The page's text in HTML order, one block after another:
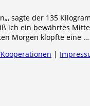
sagte der 135
ich ein bewährtes
Morgen klopfte eine …
|